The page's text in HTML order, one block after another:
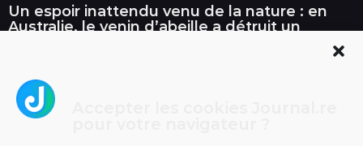
Un espoir inattendu venu de la nature : en
Australie, le venin d’abeille a détruit un
3